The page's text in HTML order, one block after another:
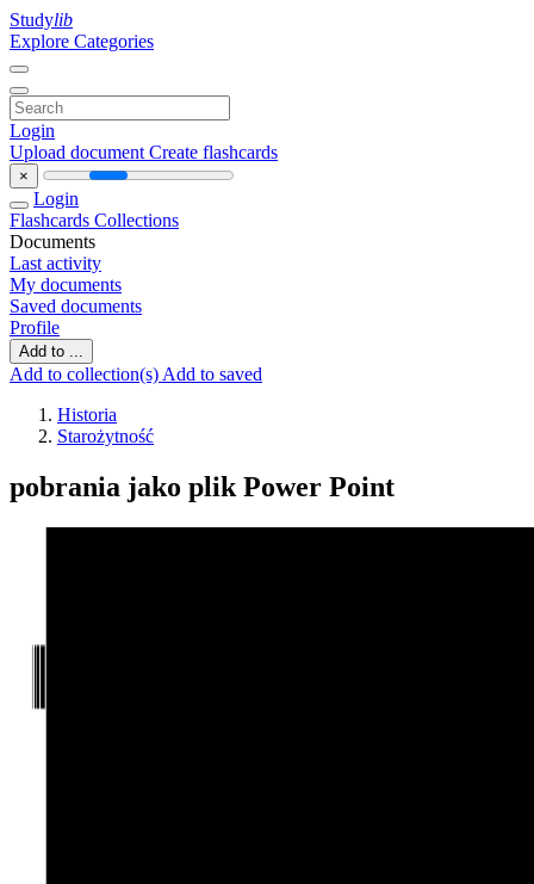
Studylib
Explore Categories
Login
Upload document Create flashcards
×
Login
Flashcards Collections
Documents
Last activity
My documents
Saved documents
Profile
Add to ...
Add to collection(s) Add to saved
Historia
Starożytność
pobrania jako plik Power Point